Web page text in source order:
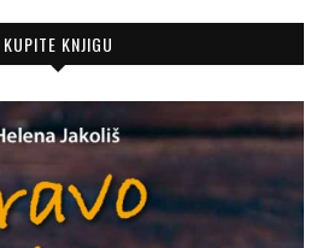
KUPITE KNJIGU